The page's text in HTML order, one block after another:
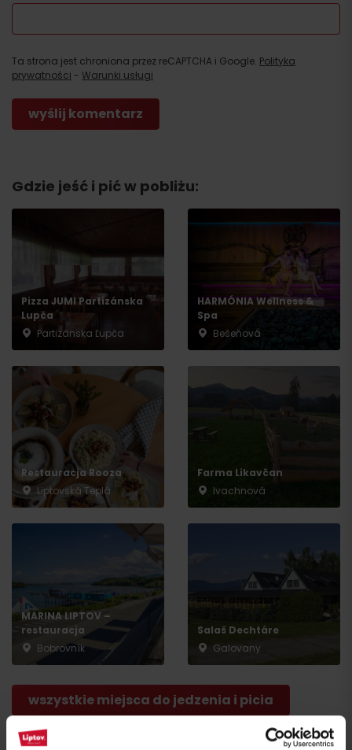
Ta strona jest chroniona przez reCAPTCHA i Google. Polityka
prywatności - Warunki usługi
Gdzie jeść i pić w pobliżu:
Pizza JUMI Partizánska
Lupča
Partizánska Ľupča
HARMÓNIA Wellness &
Spa
Bešeňová
Restauracja Rooza
Liptovská Teplá
Farma Likavčan
Ivachnová
MARINA LIPTOV –
restauracja
Bobrovník
Salaš Dechtáre
Galovany
wszystkie miejsca do jedzenia i picia
Przyjazd